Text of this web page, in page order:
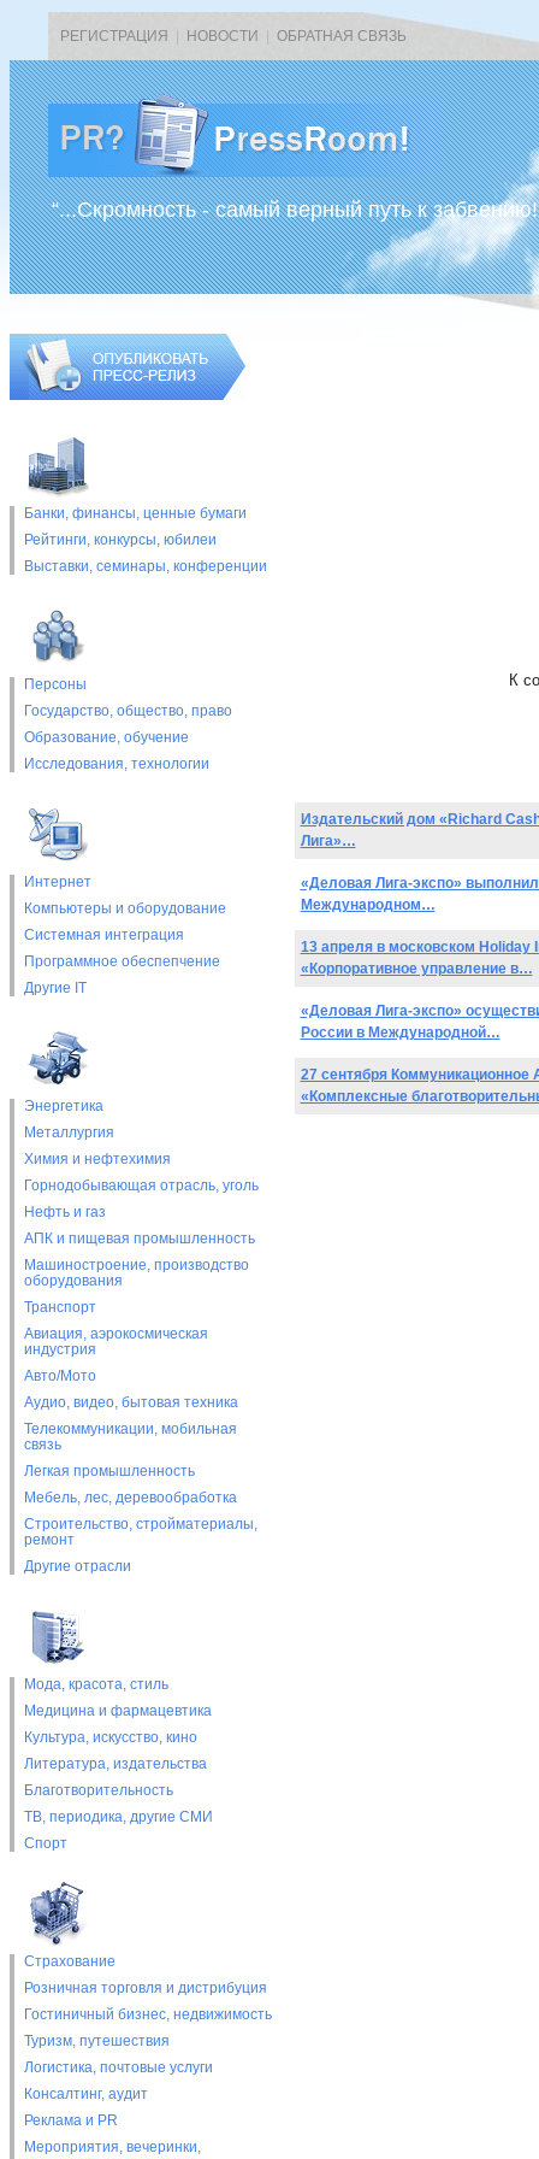
РЕГИСТРАЦИЯ НОВОСТИ ОБРАТНАЯ СВЯЗЬ
“...Скромность - самый верный путь к
Банки, финансы, ценные бумаги
Рейтинги, конкурсы, юбилеи
Выставки, cеминары, конференции
Персоны
Государство, общество, право
Образование, обучение
Исследования, технологии
Интернет
Компьютеры и оборудование
Системная интеграция
Программное обеспепчение
Другие IT
Энергетика
Металлургия
Химия и нефтехимия
Горнодобывающая отрасль, уголь
Нефть и газ
АПК и пищевая промышленность
Машиностроение, производство
оборудования
Транспорт
Авиация, аэрокосмическая
индустрия
Авто/Мото
Аудио, видео, бытовая техника
Телекоммуникации, мобильная
связь
Легкая промышленность
Мебель, лес, деревообработка
Строительство, стройматериалы,
ремонт
Другие отрасли
Мода, красота, стиль
Медицина и фармацевтика
Культура, искусство, кино
Литература, издательства
Благотворительность
ТВ, периодика, другие СМИ
Спорт
Страхование
Розничная торговля и дистрибуция
Гостиничный бизнес, недвижимость
Туризм, путешествия
Логистика, почтовые услуги
Консалтинг, аудит
Реклама и PR
Мероприятия, вечеринки,
К
Издательский дом «Richard
Лига»…
«Деловая Лига-экспо»
Международном…
13 апреля в московском Holiday
«Корпоративное управление в…
«Деловая Лига-экспо»
России в Международной…
27 сентября Коммуникационное
«Комплексные